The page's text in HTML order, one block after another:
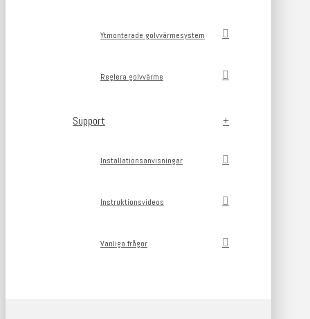
Ytmonterade golvvärmesystem
Reglera golvvärme
Support
Installationsanvisningar
Instruktionsvideos
Vanliga frågor